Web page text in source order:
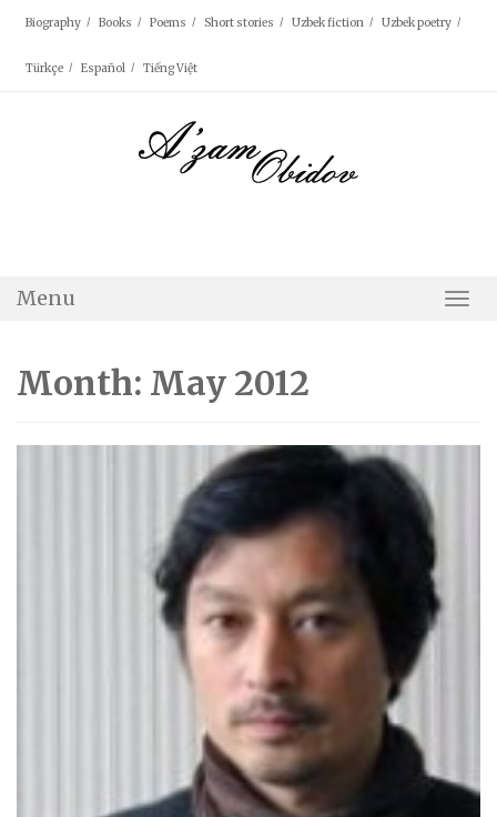
Biography Books Poems Short stories Uzbek fiction Uzbek poetry
Türkçe Español Tiếng Việt
Menu
Month: May 2012